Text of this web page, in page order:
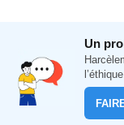
Un